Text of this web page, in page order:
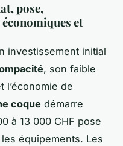
pose,
et
investissement initial
, son faible
l’économie de
coque démarre
à 13 000 CHF pose
équipements. Les